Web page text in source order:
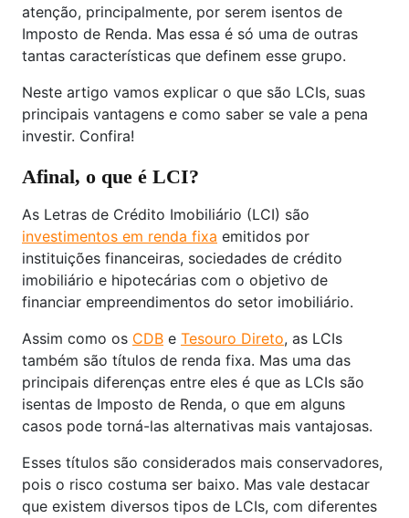
atenção, principalmente, por serem isentos de
Imposto de Renda. Mas essa é só uma de outras
tantas características que definem esse grupo.
Neste artigo vamos explicar o que são LCIs, suas
principais vantagens e como saber se vale a pena
investir. Confira!
Afinal, o que é LCI?
As Letras de Crédito Imobiliário (LCI) são
investimentos em renda fixa emitidos por
instituições financeiras, sociedades de crédito
imobiliário e hipotecárias com o objetivo de
financiar empreendimentos do setor imobiliário.
Assim como os CDB e Tesouro Direto, as LCIs
também são títulos de renda fixa. Mas uma das
principais diferenças entre eles é que as LCIs são
isentas de Imposto de Renda, o que em alguns
casos pode torná-las alternativas mais vantajosas.
Esses títulos são considerados mais conservadores,
pois o risco costuma ser baixo. Mas vale destacar
que existem diversos tipos de LCIs, com diferentes